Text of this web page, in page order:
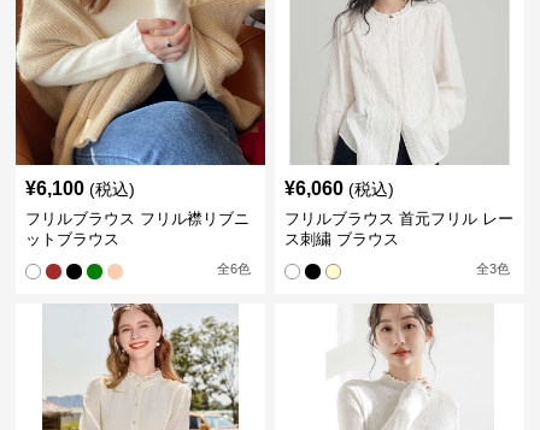
¥6,100 (税込)
フリルブラウス フリル襟リブニ
ットブラウス
全6色
¥6,060 (税込)
フリルブラウス 首元フリル レー
ス刺繍 ブラウス
全3色